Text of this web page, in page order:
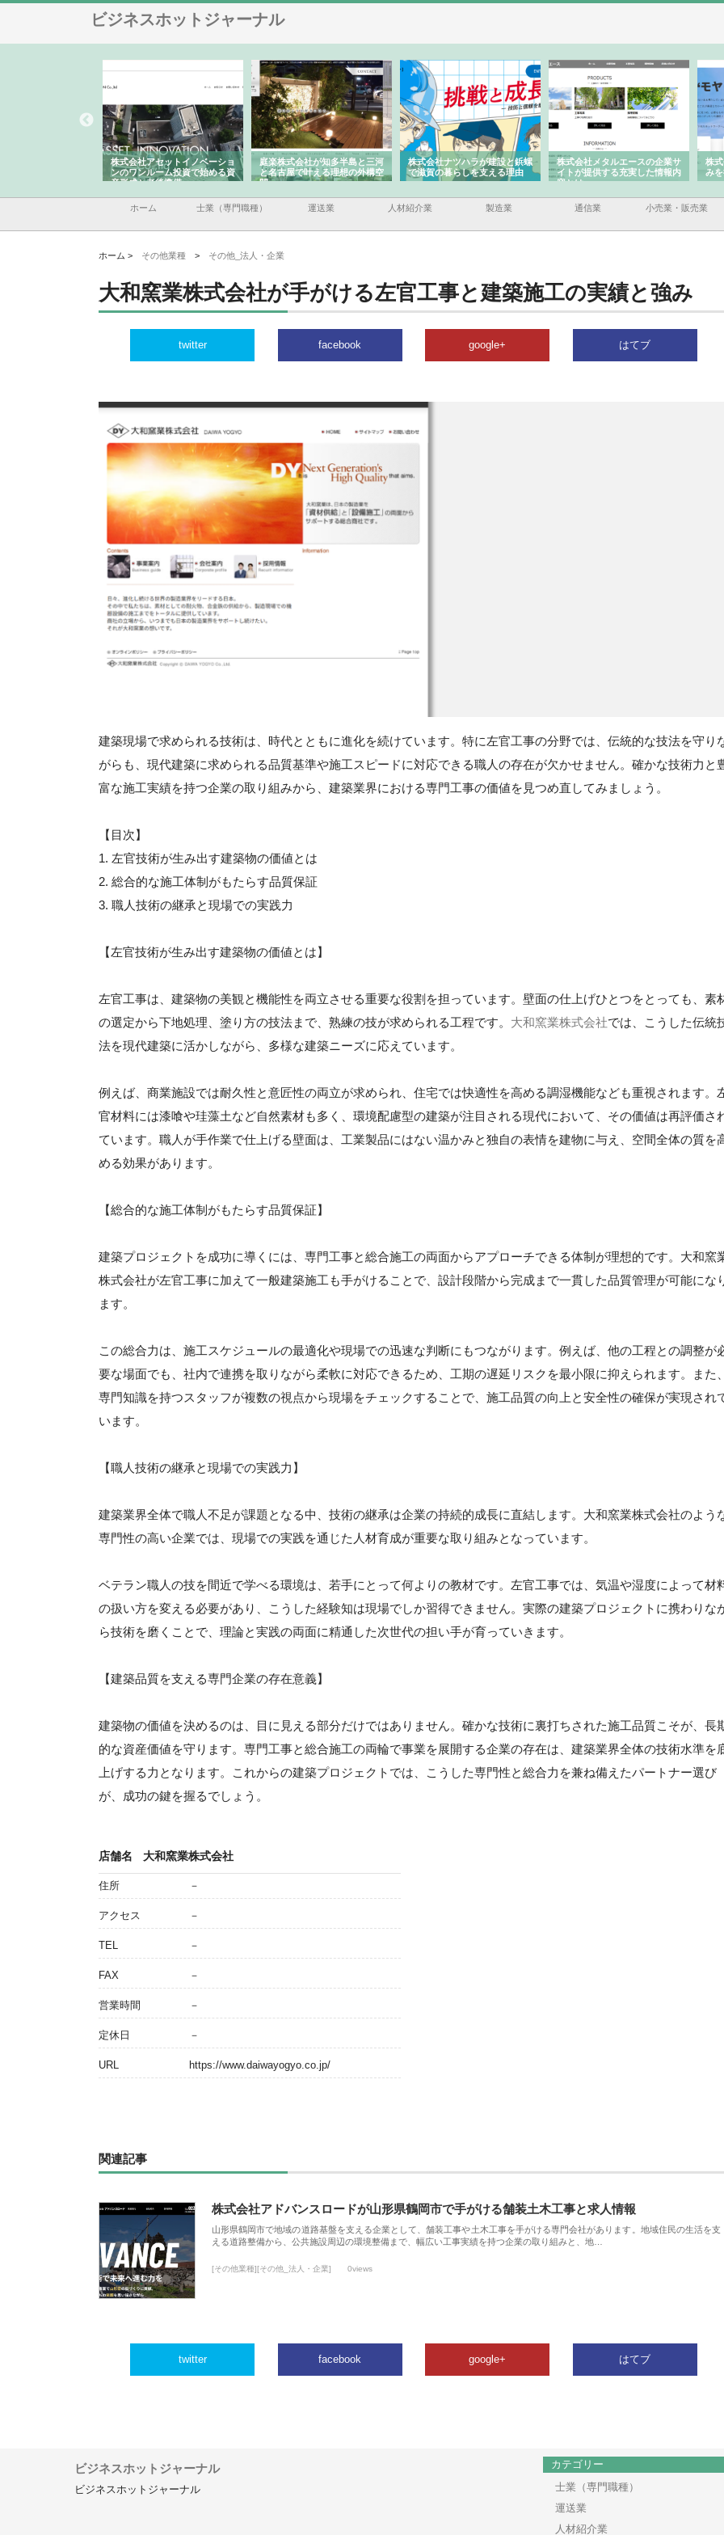
ビジネスホットジャーナル
株式会社アセットイノベーショ
ンのワンルーム投資で始める資
産形成と老後準備
庭楽株式会社が知多半島と三河
と名古屋で叶える理想の外構空
間
株式会社ナツハラが建設と鋲螺
で滋賀の暮らしを支える理由
株式会社メタルエースの企業サ
イトが提供する充実した情報内
容とは
株
み
ホーム 士業（専門職種） 運送業 人材紹介業 製造業 通信業 小売業・販売業
ホーム > その他業種 > その他_法人・企業
大和窯業株式会社が手がける左官工事と建築施工の実績と強み
twitter facebook google+ はてブ
建築現場で求められる技術は、時代とともに進化を続けています。特に左官工事の分野では、伝統的な技法を守り
がらも、現代建築に求められる品質基準や施工スピードに対応できる職人の存在が欠かせません。確かな技術力と
富な施工実績を持つ企業の取り組みから、建築業界における専門工事の価値を見つめ直してみましょう。
【目次】
1. 左官技術が生み出す建築物の価値とは
2. 総合的な施工体制がもたらす品質保証
3. 職人技術の継承と現場での実践力
【左官技術が生み出す建築物の価値とは】
左官工事は、建築物の美観と機能性を両立させる重要な役割を担っています。壁面の仕上げひとつをとっても、素
の選定から下地処理、塗り方の技法まで、熟練の技が求められる工程です。 大和窯業株式会社では、こうした伝統
法を現代建築に活かしながら、多様な建築ニーズに応えています。
例えば、商業施設では耐久性と意匠性の両立が求められ、住宅では快適性を高める調湿機能なども重視されます。
官材料には漆喰や珪藻土など自然素材も多く、環境配慮型の建築が注目される現代において、その価値は再評価さ
ています。職人が手作業で仕上げる壁面は、工業製品にはない温かみと独自の表情を建物に与え、空間全体の質を
める効果があります。
【総合的な施工体制がもたらす品質保証】
建築プロジェクトを成功に導くには、専門工事と総合施工の両面からアプローチできる体制が理想的です。大和窯
株式会社が左官工事に加えて一般建築施工も手がけることで、設計段階から完成まで一貫した品質管理が可能にな
ます。
この総合力は、施工スケジュールの最適化や現場での迅速な判断にもつながります。例えば、他の工程との調整が
要な場面でも、社内で連携を取りながら柔軟に対応できるため、工期の遅延リスクを最小限に抑えられます。また、
専門知識を持つスタッフが複数の視点から現場をチェックすることで、施工品質の向上と安全性の確保が実現され
います。
【職人技術の継承と現場での実践力】
建築業界全体で職人不足が課題となる中、技術の継承は企業の持続的成長に直結します。大和窯業株式会社のよう
専門性の高い企業では、現場での実践を通じた人材育成が重要な取り組みとなっています。
ベテラン職人の技を間近で学べる環境は、若手にとって何よりの教材です。左官工事では、気温や湿度によって材
の扱い方を変える必要があり、こうした経験知は現場でしか習得できません。実際の建築プロジェクトに携わりな
ら技術を磨くことで、理論と実践の両面に精通した次世代の担い手が育っていきます。
【建築品質を支える専門企業の存在意義】
建築物の価値を決めるのは、目に見える部分だけではありません。確かな技術に裏打ちされた施工品質こそが、長
的な資産価値を守ります。専門工事と総合施工の両輪で事業を展開する企業の存在は、建築業界全体の技術水準を
上げする力となります。これからの建築プロジェクトでは、こうした専門性と総合力を兼ね備えたパートナー選び
が、成功の鍵を握るでしょう。
店舗名 大和窯業株式会社
住所 －
アクセス －
TEL －
FAX －
営業時間 －
定休日 －
URL https://www.daiwayogyo.co.jp/
関連記事
株式会社アドバンスロードが山形県鶴岡市で手がける舗装土木工事と求人情報
山形県鶴岡市で地域の道路基盤を支える企業として、舗装工事や土木工事を手がける専門会社があります。地域住民の生活を支
える道路整備から、公共施設周辺の環境整備まで、幅広い工事実績を持つ企業の取り組みと、地…
[その他業種][その他_法人・企業] 0views
twitter facebook google+ はてブ
ビジネスホットジャーナル
ビジネスホットジャーナル
カテゴリー
士業（専門職種）
運送業
人材紹介業